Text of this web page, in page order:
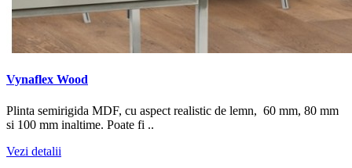
Vynaflex Wood
Plinta semirigida MDF, cu aspect realistic de lemn, 60 mm, 80 mm
si 100 mm inaltime. Poate fi ..
Vezi detalii